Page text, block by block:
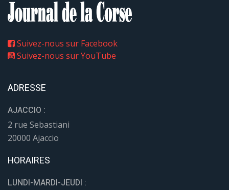
Suivez-nous sur Facebook
Suivez-nous sur YouTube
ADRESSE
AJACCIO :
2 rue Sebastiani
20000 Ajaccio
HORAIRES
LUNDI-MARDI-JEUDI :